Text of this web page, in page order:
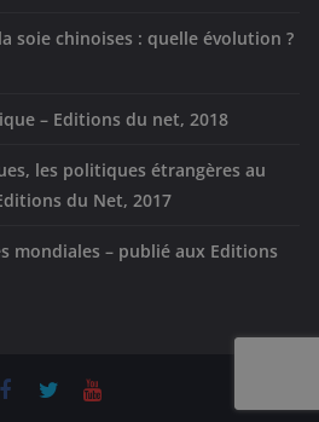
soie chinoises : quelle évolution ?
– Editions du net, 2018
les politiques étrangères au
du Net, 2017
mondiales – publié aux Editions